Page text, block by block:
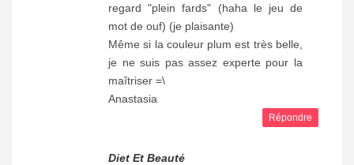
regard "plein fards" (haha le jeu de
mot de ouf) (je plaisante)
Même si la couleur plum est très belle,
je ne suis pas assez experte pour la
maîtriser =\
Anastasia
Répondre
Diet Et Beauté